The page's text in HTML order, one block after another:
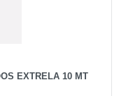
EXTRELA 10 MT